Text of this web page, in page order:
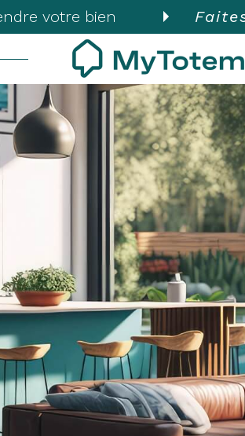
votre bien
pro
Estimer
Voir les82annonces